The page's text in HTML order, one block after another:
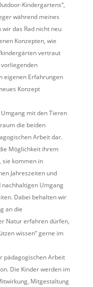
Kindergartens“,
während meines
das Rad nicht neu
Konzepten, wie
vertraut
eigenen Erfahrungen
Konzept
mit den Tieren
die beiden
Arbeit dar.
Möglichkeit ihrem
sie kommen in
Jahreszeiten und
Umgang
Dabei behalten wir
an die
Natur erfahren dürfen,
wissen“ gerne im
pädagogischen Arbeit
Die Kinder werden im
Mitgestaltung